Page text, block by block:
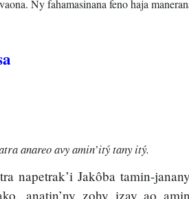
Ny fahamasinana feno haja
anareo avy amin’itý tany itý.
napetrak’i Jakôba tamin-
anatin’ny zohy izay ao